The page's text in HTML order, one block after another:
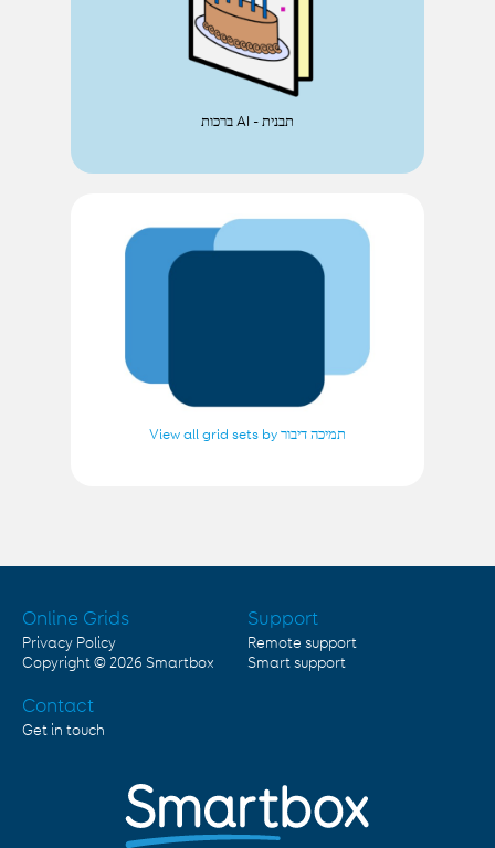
ברכות AI - תבנית
View all grid sets by תמיכה דיבור
Online Grids
Privacy Policy
Copyright © 2026 Smartbox
Support
Remote support
Smart support
Contact
Get in touch